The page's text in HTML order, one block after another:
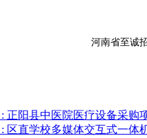
河南省至诚
: 正阳县中医院医疗设备采购
: 区直学校多媒体交互式一体